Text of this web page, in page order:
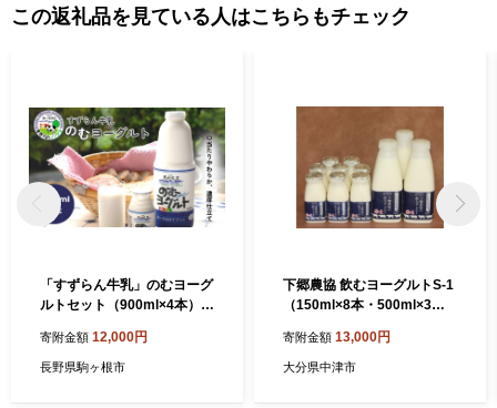
この返礼品を見ている人はこちらもチェック
「すずらん牛乳」のむヨーグ
ルトセット（900ml×4本）
寄附金額 12,000円
長野県駒ヶ根市
下郷農協 飲むヨーグルトS-1
（150ml×8本・500ml×3本
グルト 乳酸菌 牛乳 生乳 乳製
品 乳飲料 飲料 腸活 発酵食品
寄附金額 13,000円
大分県中津市